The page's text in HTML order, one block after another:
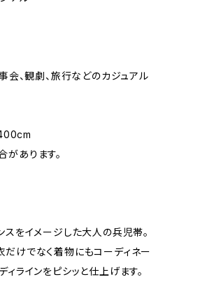
会、観劇、旅行などのカジュアル
あります。
スをイメージした大人の兵児帯。
けでなく着物にもコーディネー
ラインをピシッと仕上げます。